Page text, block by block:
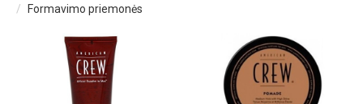
Formavimo priemonės